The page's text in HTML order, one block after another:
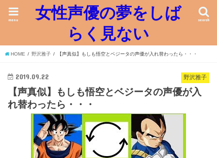
女性声優の夢をしば
らく見ない
search
menu
HOME 野沢雅子 【声真似】もしも悟空とベジータの声優が入れ替わったら・・・
野沢雅子
2019.09.22
【声真似】もしも悟空とベジータの声優が入
れ替わったら・・・